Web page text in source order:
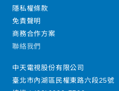
隱私權條款
免責聲明
商務合作方案
聯絡我們
中天電視股份有限公司
臺北市內湖區民權東路六段25號